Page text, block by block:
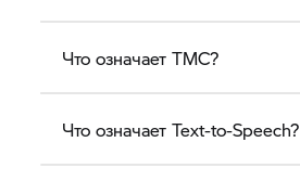
Что означает TMC?
Что означает Text-to-Speech?